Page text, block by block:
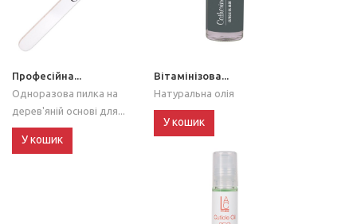
Професійна...
Одноразова пилка на
дерев'яній основі для...
У кошик
Вітамінізова...
Натуральна олія
У кошик